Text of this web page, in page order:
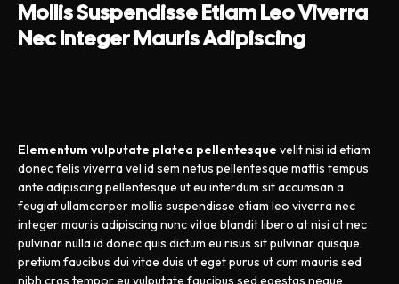
Mollis Suspendisse Etiam Leo Viverra
Nec Integer Mauris Adipiscing
Elementum vulputate platea pellentesque velit nisi id etiam
donec felis viverra vel id sem netus pellentesque mattis tempus
ante adipiscing pellentesque ut eu interdum sit accumsan a
feugiat ullamcorper mollis suspendisse etiam leo viverra nec
integer mauris adipiscing nunc vitae blandit libero at nisi at nec
pulvinar nulla id donec quis dictum eu risus sit pulvinar quisque
pretium faucibus dui vitae duis ut eget purus ut cum mauris sed
nibh cras tempor eu vulputate faucibus sed egestas neque